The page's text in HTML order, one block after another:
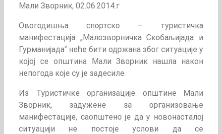
Мали Зворник, 02.06.2014.г
Овогодишња спортско – туристичка
манифестација „Малозворничка Скобаљијада и
Гурманијада“ неће бити одржана због ситуације у
којој се општина Мали Зворник нашла након
непогода које су је задесиле.
Из Туристичке организације општине Мали
Зворник, задужене за организовање
манифестације, саопштено је да у новонасталој
ситуацији не постоје услови да се